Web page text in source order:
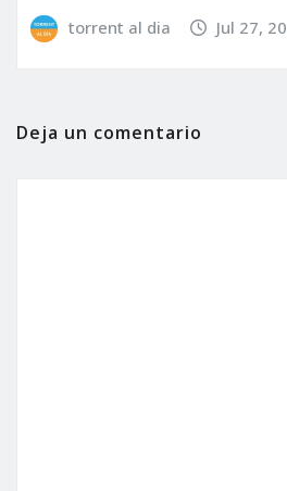
torrent al dia Jul 27,
Deja un comentario